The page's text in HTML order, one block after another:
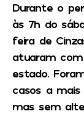
Durante o
às 7h do
feira de
atuaram
estado.
casos a
mas sem